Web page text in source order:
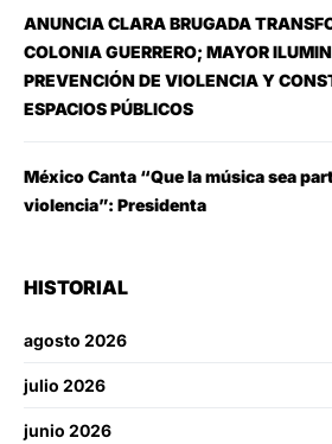
ANUNCIA CLARA BRUGADA
COLONIA GUERRERO; MAYOR
PREVENCIÓN DE VIOLENCIA Y
ESPACIOS PÚBLICOS
México Canta “Que la música sea
violencia”: Presidenta
HISTORIAL
agosto 2026
julio 2026
junio 2026